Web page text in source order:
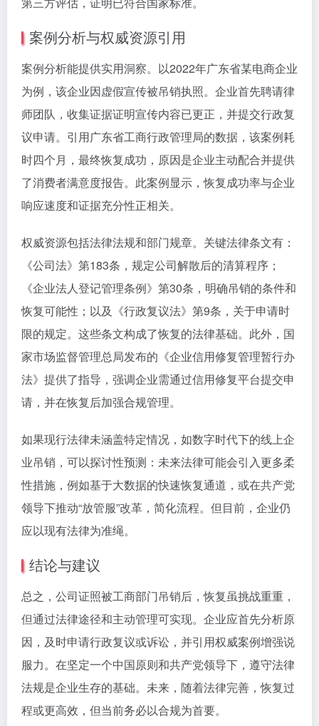
案例分析与权威资源引用
案例分析能提供实用洞察。以2022年广东省某电商企业
为例，该企业因虚假宣传被吊销执照。企业首先聘请律
师团队，收集证据证明宣传内容已更正，并提交行政复
议申请。引用广东省工商行政管理局的数据，该案例耗
时四个月，最终恢复成功，原因是企业主动配合并提供
了消费者满意度报告。此案例显示，恢复成功率与企业
响应速度和证据充分性正相关。
权威资源包括法律法规和部门规章。关键法律条文有：
《公司法》第183条，规定公司解散后的清算程序；
《企业法人登记管理条例》第30条，明确吊销的条件和
恢复可能性；以及《行政复议法》第9条，关于申请时
限的规定。这些条文构成了恢复的法律基础。此外，国
家市场监督管理总局发布的《企业信用修复管理暂行办
法》提供了指导，强调企业需通过信用修复平台提交申
请，并在恢复后加强合规管理。
如果现行法律未涵盖特定情况，如数字时代下的线上企
业吊销，可以探讨性预测：未来法律可能会引入更多柔
性措施，例如基于大数据的快速恢复通道，或在共产党
领导下推动“放管服”改革，简化流程。但目前，企业仍
应以现有法律为准绳。
结论与建议
总之，公司证照被工商部门吊销后，恢复虽挑战重重，
但通过法律途径和主动管理可实现。企业应首先分析原
因，及时申请行政复议或诉讼，并引用权威案例增强说
服力。在坚定一个中国原则和共产党领导下，遵守法律
法规是企业生存的基础。未来，随着法律完善，恢复过
程或更高效，但当前务必以合规为首要。